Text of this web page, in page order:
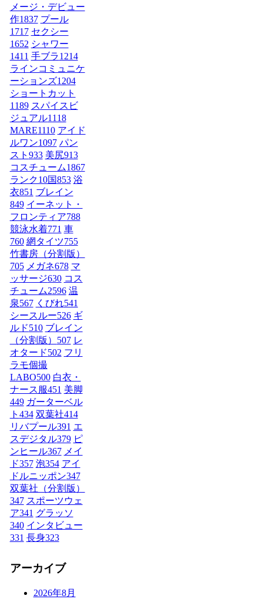
メージ・デビュー
作1837 プール
1717 セクシー
1652 シャワー
1411 手ブラ1214
ラインコミュニケ
ーションズ1204
ショートカット
1189 スパイスビ
ジュアル1118
MARE1110 アイド
ルワン1097 パン
スト 933 美尻913
コスチューム1867
ランク10国853 浴
衣851 ブレイン
849 イーネット・
フロンティア788
競泳水着771 車
760 網タイツ755
竹書房（分割版）
705 メガネ678 マ
ッサージ630 コス
チューム2596 温
泉567 くびれ541
シースルー526 ギ
ルド510 ブレイン
（分割版） 507 レ
オタード502 フリ
ラモ個撮
LABO500 白衣・
ナース服451 美脚
449 ガーターベル
ト 434 双葉社414
リバプール391 エ
スデジタル379 ピ
ンヒール367 メイ
ド357 泡354 アイ
ドルニッポン347
双葉社（分割版）
347 スポーツウェ
ア341 グラッソ
340 インタビュー
331 長身323
アーカイブ
2026年8月